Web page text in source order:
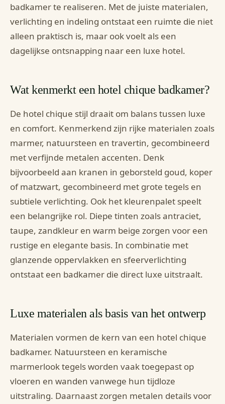
badkamer te realiseren. Met de juiste materialen,
verlichting en indeling ontstaat een ruimte die niet
alleen praktisch is, maar ook voelt als een
dagelijkse ontsnapping naar een luxe hotel.
Wat kenmerkt een hotel chique badkamer?
De hotel chique stijl draait om balans tussen luxe
en comfort. Kenmerkend zijn rijke materialen zoals
marmer, natuursteen en travertin, gecombineerd
met verfijnde metalen accenten. Denk
bijvoorbeeld aan kranen in geborsteld goud, koper
of matzwart, gecombineerd met grote tegels en
subtiele verlichting. Ook het kleurenpalet speelt
een belangrijke rol. Diepe tinten zoals antraciet,
taupe, zandkleur en warm beige zorgen voor een
rustige en elegante basis. In combinatie met
glanzende oppervlakken en sfeerverlichting
ontstaat een badkamer die direct luxe uitstraalt.
Luxe materialen als basis van het ontwerp
Materialen vormen de kern van een hotel chique
badkamer. Natuursteen en keramische
marmerlook tegels worden vaak toegepast op
vloeren en wanden vanwege hun tijdloze
uitstraling. Daarnaast zorgen metalen details voor